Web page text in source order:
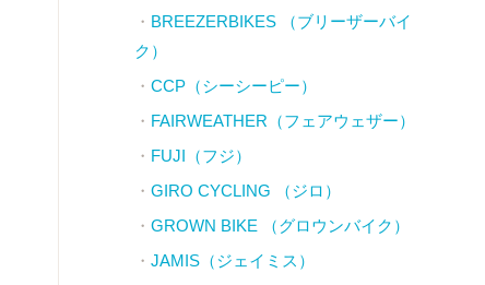
BREEZERBIKES （ブリーザーバイ
ク）
CCP（シーシーピー）
FAIRWEATHER（フェアウェザー）
FUJI（フジ）
GIRO CYCLING （ジロ）
GROWN BIKE （グロウンバイク）
JAMIS（ジェイミス）